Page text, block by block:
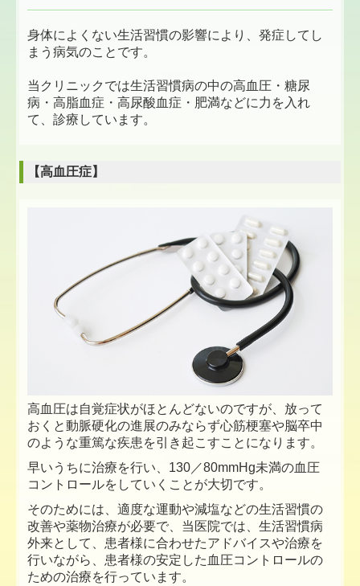
身体によくない生活習慣の影響により、発症してし
まう病気のことです。
当クリニックでは生活習慣病の中の高血圧・糖尿
病・高脂血症・高尿酸血症・肥満などに力を入れ
て、診療しています。
【高血圧症】
高血圧は自覚症状がほとんどないのですが、放って
おくと動脈硬化の進展のみならず心筋梗塞や脳卒中
のような重篤な疾患を引き起こすことになります。
早いうちに治療を行い、130／80mmHg未満の血圧
コントロールをしていくことが大切です。
そのためには、適度な運動や減塩などの生活習慣の
改善や薬物治療が必要で、当医院では、生活習慣病
外来として、患者様に合わせたアドバイスや治療を
行いながら、患者様の安定した血圧コントロールの
ための治療を行っています。